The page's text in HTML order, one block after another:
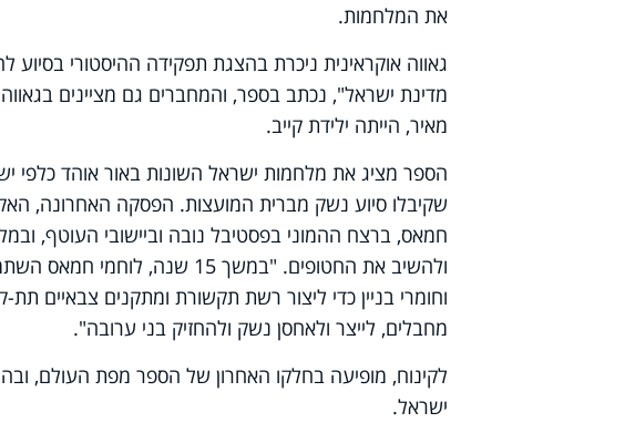
את המלחמות.
גאווה אוקראינית ניכרת בהצגת תפקידה ההיסטורי
מדינת ישראל", נכתב בספר, והמחברים גם מציינים
מאיר, הייתה ילידת קייב.
הספר מציג את מלחמות ישראל השונות באור אוהד כלפי
שקיבלו סיוע נשק מברית המועצות. הפסקה האחרונה,
חמאס, ברצח ההמוני בפסטיבל נובה וביישובי העוטף,
ולהשיב את החטופים. "במשך 15
וחומרי בניין כדי ליצור רשת תקשורת ומתקנים צבאיים
מחבלים, לייצר ולאחסן נשק ולהחזיק בני ערובה".
לקינוח, מופיעה בחלקו האחרון של הספר מפת העולם,
ישראל.